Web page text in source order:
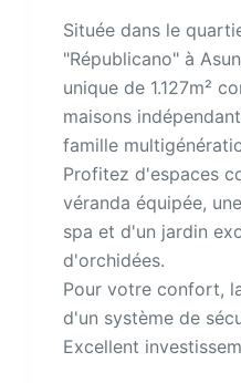
Située dans le
"Républicano" à
unique de 1.127m²
maisons
famille
Profitez d'espaces
véranda équipée,
spa et d'un jardin
d'orchidées.
Pour votre confort,
d'un système de
Excellent